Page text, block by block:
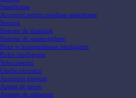
Smarthome
Accesorii pentru produse smarthome
Senzori
Sisteme de iluminat
Sisteme de supraveghere
Prize și întrerupătoare inteligente
Relee inteligente
Telecomenzi
Unelte electrice
Accesorii gravura
Aparat de taiere
Aparate de măsurare